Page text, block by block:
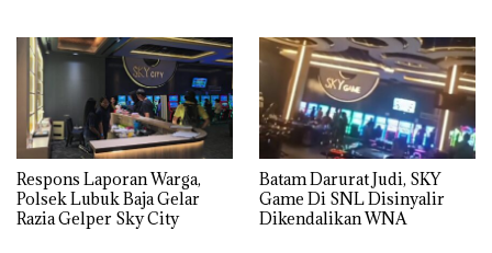
Respons Laporan Warga,
Polsek Lubuk Baja Gelar
Razia Gelper Sky City
Batam Darurat Judi, SKY
Game Di SNL Disinyalir
Dikendalikan WNA